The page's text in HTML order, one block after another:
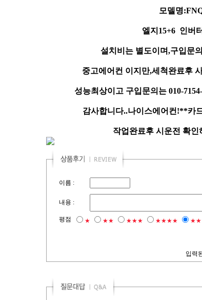
모델명
엘지15+6 인버
설치비는 별도이며,구입문
중고에어컨 이지만,세척완료후
성능최상이고 구입문의는 010-
감사합니다..나이스에어컨!**카
작업완료후 시운전 확
이름 :
내용 :
평점 ★ ★★ ★★★ ★★★★
입력